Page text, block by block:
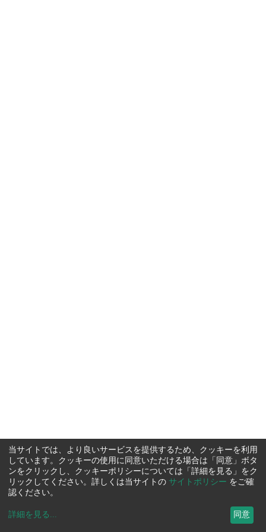
当サイトでは、より良いサービスを提供するため、クッキーを利用
しています。クッキーの使用に同意いただける場合は「同意」ボタ
ンをクリックし、クッキーポリシーについては「詳細を見る」をク
リックしてください。詳しくは当サイトの サイトポリシー をご確
認ください。
詳細を見る ... 同意